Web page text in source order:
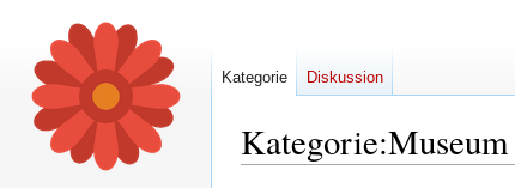
Kategorie:Museum
Kategorie Diskussion